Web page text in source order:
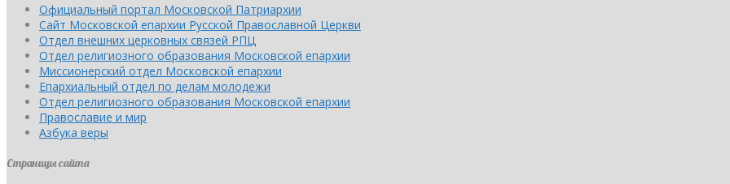
Официальный портал Московской Патриархии
Сайт Московской епархии Русской Православной Церкви
Отдел внешних церковных связей РПЦ
Отдел религиозного образования Московской епархии
Миссионерский отдел Московской епархии
Епархиальный отдел по делам молодежи
Отдел религиозного образования Московской епархии
Православие и мир
Азбука веры
Страницы сайта